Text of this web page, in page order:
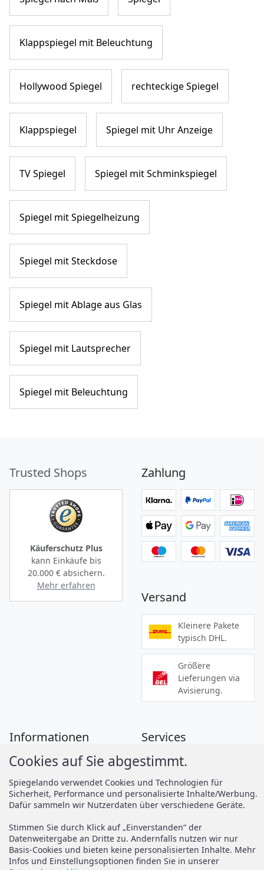
Klappspiegel mit Beleuchtung
Hollywood Spiegel rechteckige Spiegel
Klappspiegel Spiegel mit Uhr Anzeige
TV Spiegel Spiegel mit Schminkspiegel
Spiegel mit Spiegelheizung
Spiegel mit Steckdose
Spiegel mit Ablage aus Glas
Spiegel mit Lautsprecher
Spiegel mit Beleuchtung
Trusted Shops
Käuferschutz Plus
kann Einkäufe bis
20.000 €absichern.
Mehr erfahren
Zahlung
Versand
Kleinere Pakete
typisch DHL.
Größere
Lieferungen via
Avisierung.
Informationen
Zahlung
Versand
AGB
Vertrag widerrufen
Datenschutz
Services
Montageanleitungen
Spiegelando Magazin
Support
Brauchen Sie Hilfe oder
haben Sie Fragen?
Cookies auf Sie abgestimmt.
Spiegelando verwendet Cookies und Technologien für
Sicherheit, Performance und personalisierte Inhalte/Werbung.
Dafür sammeln wir Nutzerdaten über verschiedene Geräte.
Stimmen Sie durch Klick auf „Einverstanden“ der
Datenweitergabe an Dritte zu. Andernfalls nutzen wir nur
Basis-Cookies und bieten keine personalisierten Inhalte. Mehr
Infos und Einstellungsoptionen finden Sie in unserer